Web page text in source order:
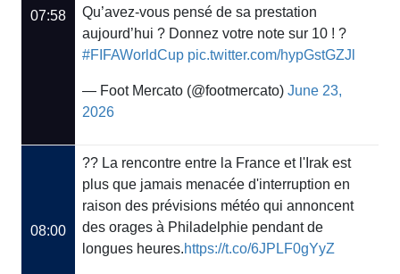
07:58
Qu’avez-vous pensé de sa prestation
aujourd’hui ? Donnez votre note sur 10 ! ?
#FIFAWorldCup pic.twitter.com/hypGstGZJl
— Foot Mercato (@footmercato) June 23,
2026
08:00
?? La rencontre entre la France et l'Irak est
plus que jamais menacée d'interruption en
raison des prévisions météo qui annoncent
des orages à Philadelphie pendant de
longues heures.https://t.co/6JPLF0gYyZ